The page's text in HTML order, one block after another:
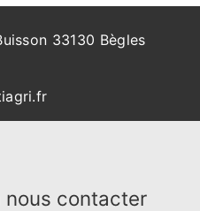
33130 Bègles
nous contacter